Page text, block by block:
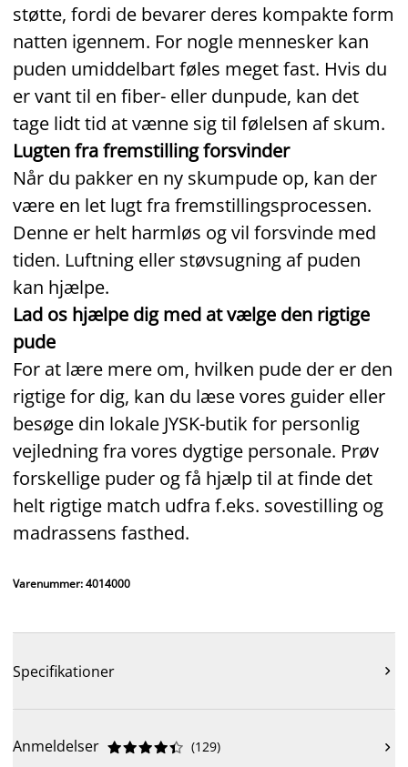
støtte, fordi de bevarer deres kompakte form
natten igennem. For nogle mennesker kan
puden umiddelbart føles meget fast. Hvis du
er vant til en fiber- eller dunpude, kan det
tage lidt tid at vænne sig til følelsen af skum.
Lugten fra fremstilling forsvinder
Når du pakker en ny skumpude op, kan der
være en let lugt fra fremstillingsprocessen.
Denne er helt harmløs og vil forsvinde med
tiden. Luftning eller støvsugning af puden
kan hjælpe.
Lad os hjælpe dig med at vælge den rigtige
pude
For at lære mere om, hvilken pude der er den
rigtige for dig, kan du læse vores guider eller
besøge din lokale JYSK-butik for personlig
vejledning fra vores dygtige personale. Prøv
forskellige puder og få hjælp til at finde det
helt rigtige match udfra f.eks. sovestilling og
madrassens fasthed.
Varenummer: 4014000
Specifikationer 
Anmeldelser 




 (129) 